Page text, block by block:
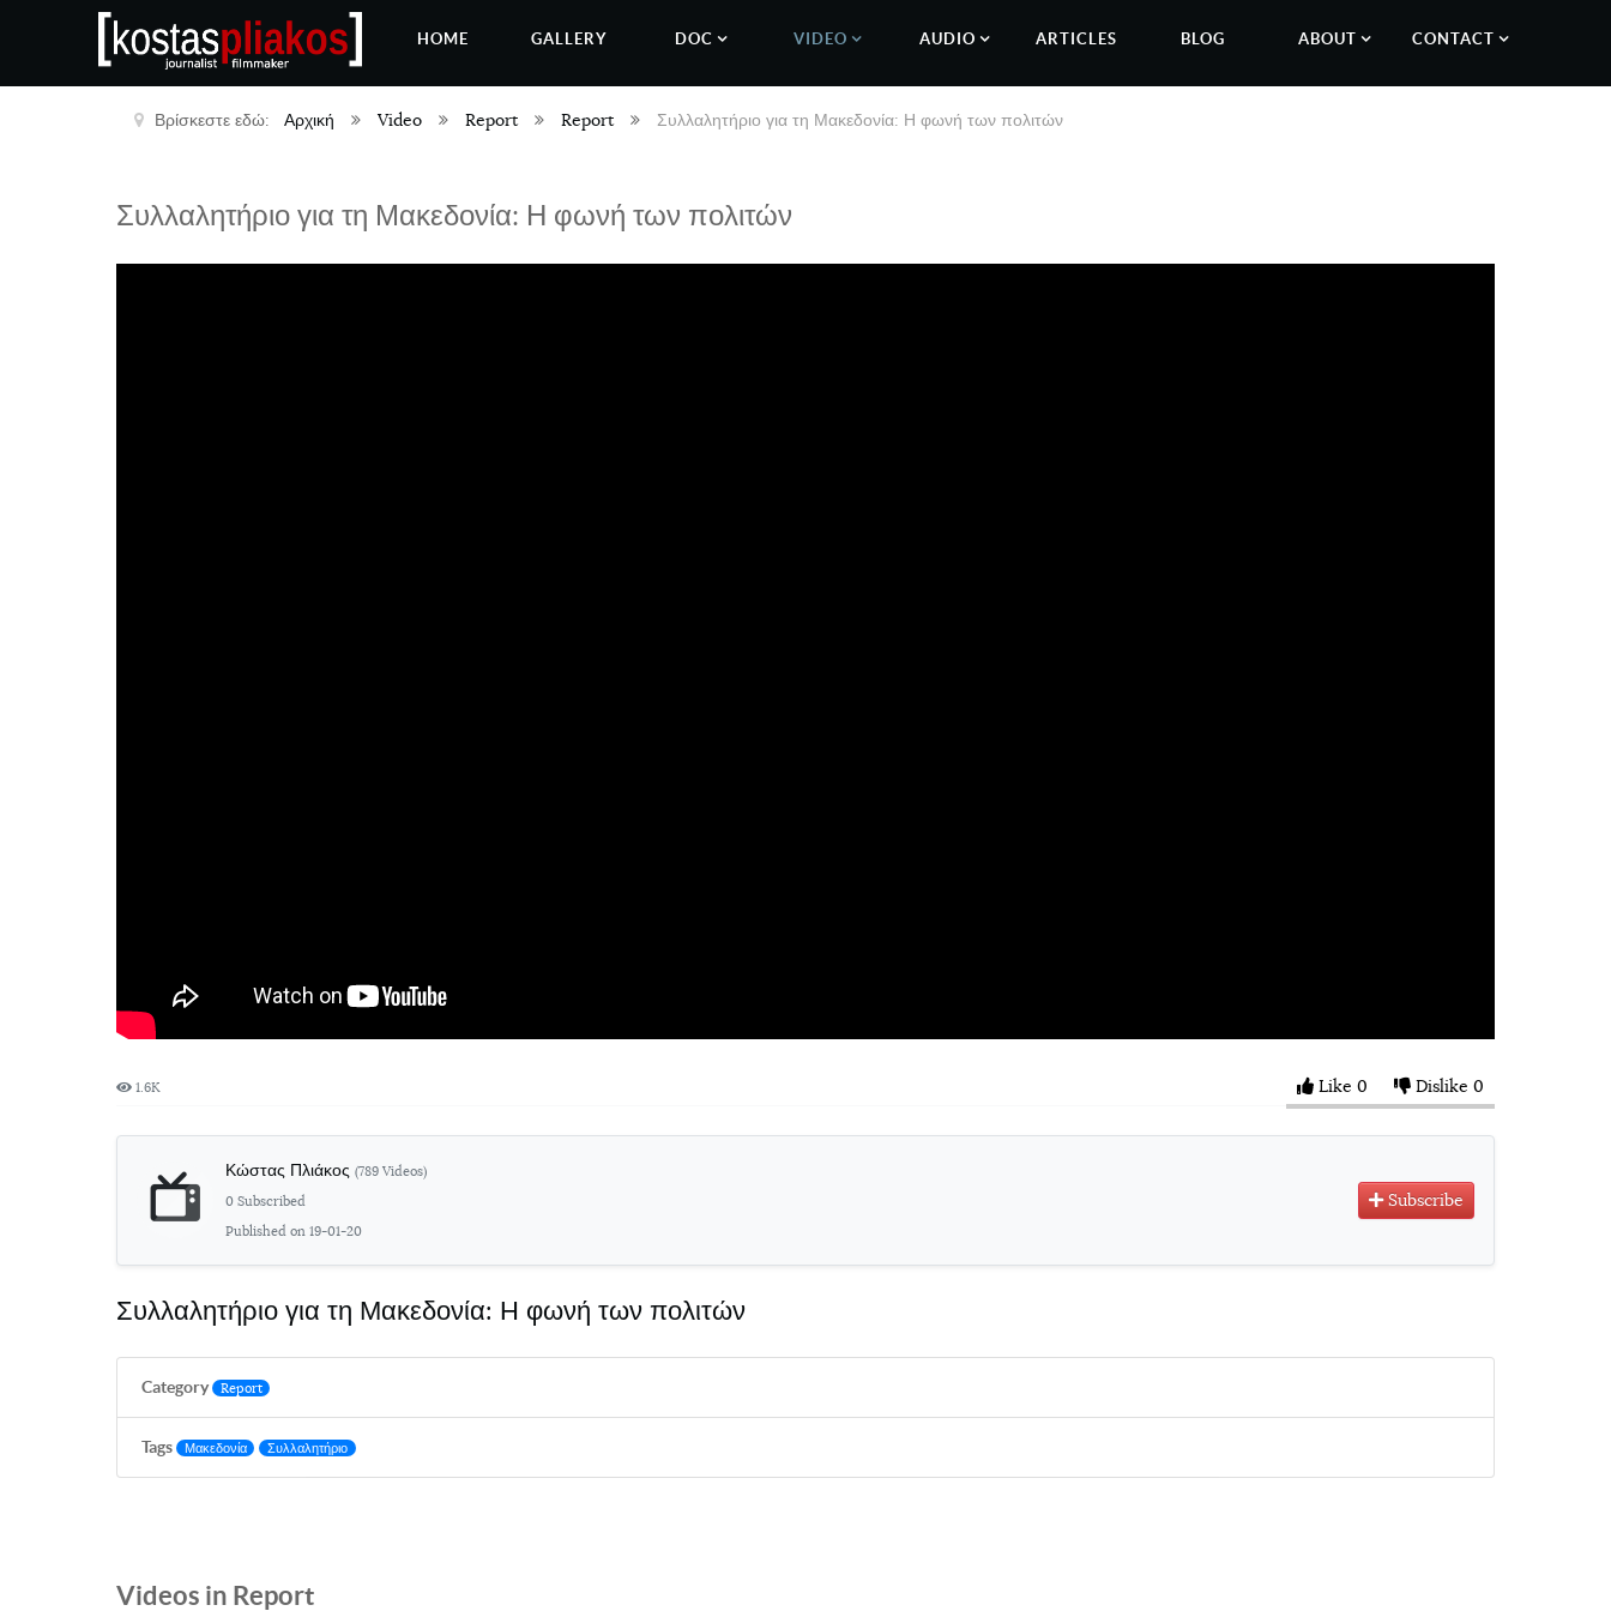
HOME GALLERY DOC VIDEO AUDIO ARTICLES BLOG ABOUT CONTACT
Βρίσκεστε εδώ: Αρχική Video Report Report Συλλαλητήριο για τη Μακεδονία: Η φωνή των πολιτών
Συλλαλητήριο για τη Μακεδονία: Η φωνή των πολιτών
1.6K Like 0 Dislike 0
Κώστας Πλιάκος (789 Videos)
0 Subscribed
Published on 19-01-20
Subscribe
Συλλαλητήριο για τη Μακεδονία: Η φωνή των πολιτών
Category Report
Tags Μακεδονία Συλλαλητήριο
Videos in Report